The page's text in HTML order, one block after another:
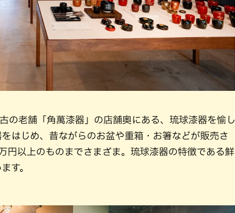
の老舗「角萬漆器」の店舗奥にある、琉球漆器を愉し
はじめ、昔ながらのお盆や重箱・お箸などが販売さ
円以上のものまでさまざま。琉球漆器の特徴である鮮
す。